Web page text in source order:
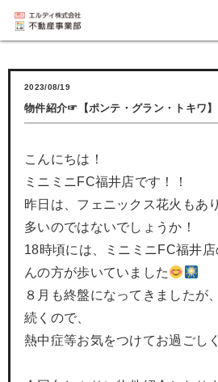
2023/08/19
物件紹介☞【ポンテ・グラン・トキワ】
こんにちは！
ミニミニFC福井店です！！
昨日は、フェニックス花火もあ
多いのではないでしょうか！
18時頃には、ミニミニFC福井
んの方が歩いていました
８月も終盤になってきましたが
続くので、
熱中症等お気をつけてお過ごし